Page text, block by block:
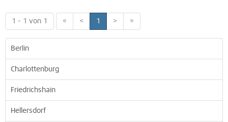
1 - 1 von 1 « < 1 > »
Berlin
Charlottenburg
Friedrichshain
Hellersdorf